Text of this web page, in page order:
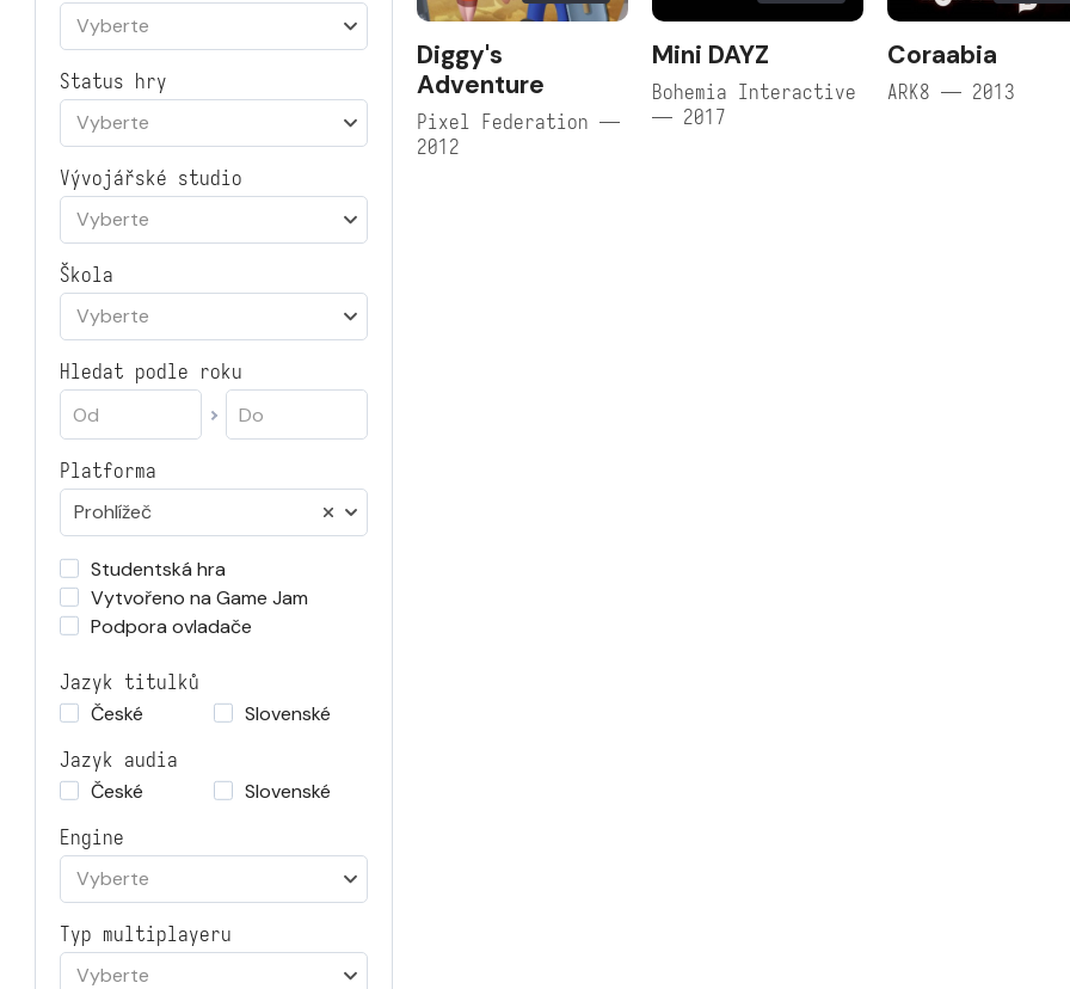
Vyberte
Status hry
Vyberte
Vývojářské studio
Vyberte
Škola
Vyberte
Hledat podle roku
Platforma
Prohlížeč
Studentská hra
Vytvořeno na Game Jam
Podpora ovladače
Jazyk titulků
České
Slovenské
Jazyk audia
České
Slovenské
Engine
Vyberte
Typ multiplayeru
Vyberte
Diggy's
Adventure
Pixel Federation —
2012
Mini DAYZ
Bohemia Interactive
— 2017
Coraabia
ARK8 — 2013